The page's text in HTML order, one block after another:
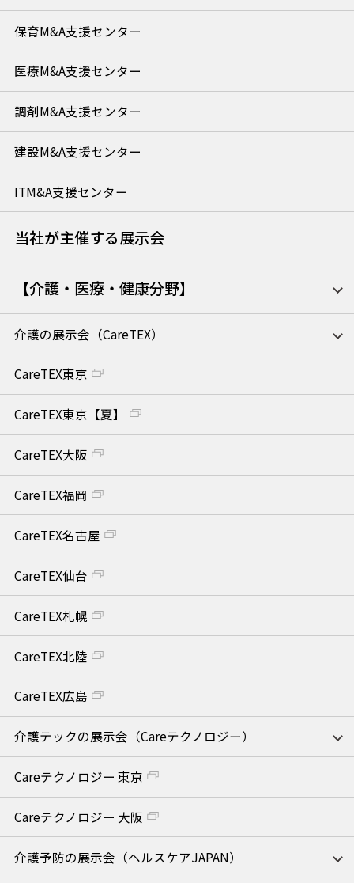
保育M&A支援センター
医療M&A支援センター
調剤M&A支援センター
建設M&A支援センター
ITM&A支援センター
当社が主催する展示会
【介護・医療・健康分野】
介護の展示会（CareTEX）
CareTEX東京
CareTEX東京【夏】
CareTEX大阪
CareTEX福岡
CareTEX名古屋
CareTEX仙台
CareTEX札幌
CareTEX北陸
CareTEX広島
介護テックの展示会（Careテクノロジー）
Careテクノロジー 東京
Careテクノロジー 大阪
介護予防の展示会（ヘルスケアJAPAN）